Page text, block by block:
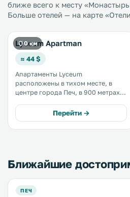
ближе всего к месту
Больше отелей — на карте
0 км
Lyceum Apartman
≈ 44 $
Апартаменты Lyceum
расположены в тихом месте, в
центре города Печ, в 900 метрах
услугам гостей стильные
апартаменты с полностью
оборудованной кухней,
Перейти →
Ближайшие
ПЕЧ